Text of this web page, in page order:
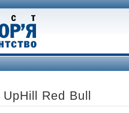
Red Bull